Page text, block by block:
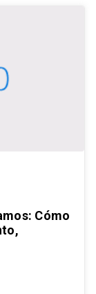
Cómo